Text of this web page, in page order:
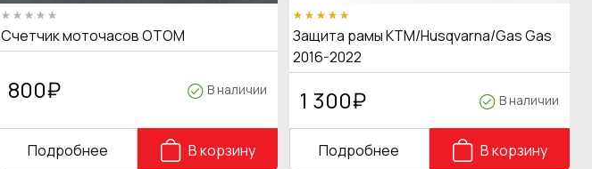
Счетчик моточасов OTOM
800₽ В наличии
Подробнее В корзину
Защита рамы KTM/Husqvarna/Gas Gas
2016-2022
1 300₽ В наличии
Подробнее В корзину